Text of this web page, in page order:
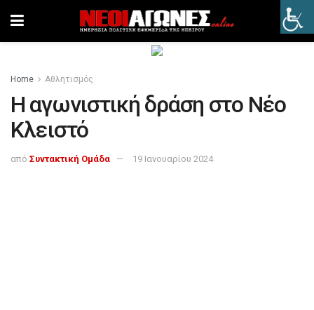
Home Αθλητισμός
Η αγωνιστική δράση στο Νέο
Κλειστό
από Συντακτική Ομάδα 19 Ιανουαρίου 2024